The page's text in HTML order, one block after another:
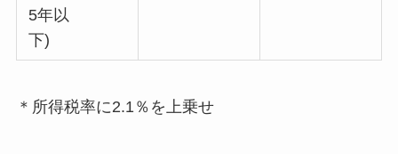
5年以
下)
＊所得税率に2.1％を上乗せ